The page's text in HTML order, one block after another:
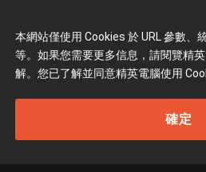
本網站僅使用 Cookies 於 URL 參數、
等。如果您需要更多信息，請閱覽精
解。您已了解並同意精英電腦使用
確定